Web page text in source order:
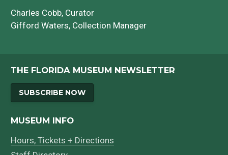
Charles Cobb, Curator
Gifford Waters, Collection Manager
THE FLORIDA MUSEUM NEWSLETTER
SUBSCRIBE NOW
MUSEUM INFO
Hours, Tickets + Directions